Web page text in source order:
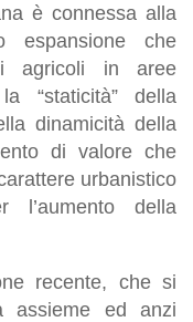
è connessa alla
espansione che
agricoli in aree
“staticità” della
dinamicità della
di valore che
urbanistico
della
recente, che si
assieme ed anzi